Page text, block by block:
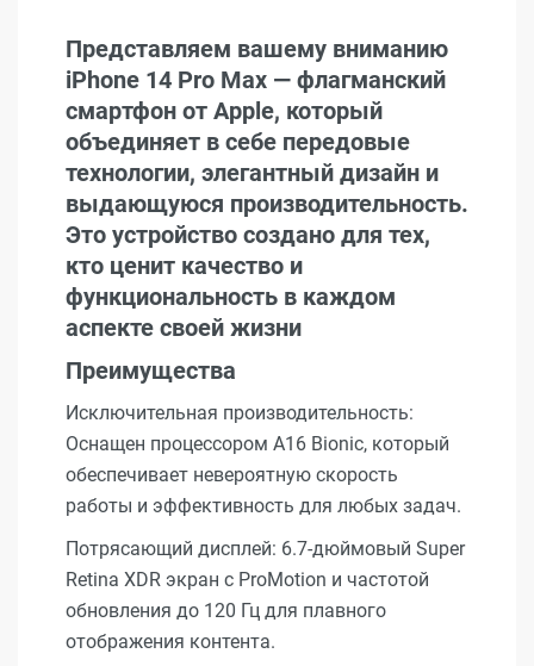
Представляем вашему вниманию
iPhone 14 Pro Max — флагманский
смартфон от Apple, который
объединяет в себе передовые
технологии, элегантный дизайн и
выдающуюся производительность.
Это устройство создано для тех,
кто ценит качество и
функциональность в каждом
аспекте своей жизни
Преимущества
Исключительная производительность:
Оснащен процессором A16 Bionic, который
обеспечивает невероятную скорость
работы и эффективность для любых задач.
Потрясающий дисплей: 6.7-дюймовый Super
Retina XDR экран с ProMotion и частотой
обновления до 120 Гц для плавного
отображения контента.